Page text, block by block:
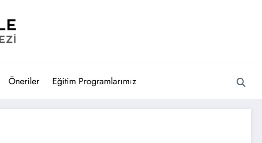
Öneriler Eğitim Programlarımız